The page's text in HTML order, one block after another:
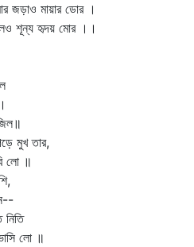
মায়ার ডোর ।
শূন্য হৃদয় মোর ।।
মুখ তার,
লো ॥
লো ॥